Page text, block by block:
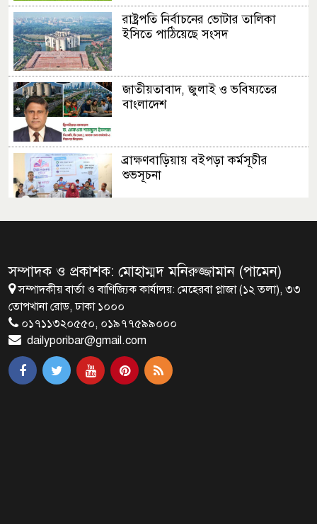
রাষ্ট্রপতি নির্বাচনের ভোটার তালিকা
ইসিতে পাঠিয়েছে সংসদ
জাতীয়তাবাদ, জুলাই ও ভবিষ্যতের
বাংলাদেশ
ব্রাক্ষণবাড়িয়ায় বইপড়া কর্মসূচীর
শুভসূচনা
৪ বিয়ের পর অন্য নারীর ঘরে জামায়াত
প্রধানমন্ত্রীর সঙ্গে সাক্ষাৎ সৌদি আরবের
উপ পররাষ্ট্রমন্ত্রীর
সম্পাদক ও প্রকাশক: মোহাম্মদ মনিরুজ্জামান (পামেন)
সম্পাদকীয় বার্তা ও বাণিজ্যিক কার্যালয়: মেহেরবা প্লাজা (১২ তলা), ৩৩
তোপখানা রোড, ঢাকা ১০০০
০১৭১১৩২০৫৫০, ০১৯৭৭৫৯৯০০০
dailyporibar@gmail.com